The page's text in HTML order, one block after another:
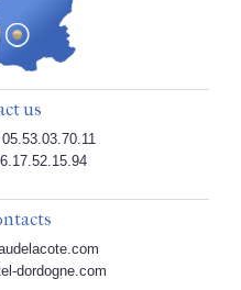
us
dordogne.com